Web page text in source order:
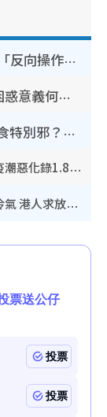
WhatsApp預設貼圖點刪？揭1招「反向操作」還原簡潔介面 附3步實測教學
香港山邊鐵閘邊門大開？內地客困惑意義何在！網民神回覆：呢種叫法理性防禦
鬼門開2026｜農曆七月撞正日全食特別邪？專家警告切忌做一事！揭4大禁忌+2招保平安
奪命寄生蟲｜食生菜狂瀉首現死者！疫潮惡化錄1.8萬宗病例 揭洗菜3大謬誤
內地客歎港人唔識老！揭港鐵保鮮級冷氣 港人求放過：咪投訴